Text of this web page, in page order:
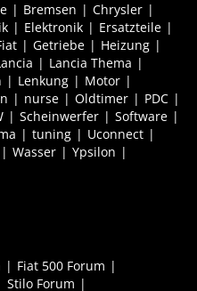
Bremsen
Chrysler
Elektronik
Ersatzteile
Getriebe
Heizung
Lancia Thema
Lenkung
Motor
nurse Oldtimer
PDC
Scheinwerfer
Software
tuning
Uconnect
Wasser
Ypsilon
Fiat 500 Forum
Stilo Forum